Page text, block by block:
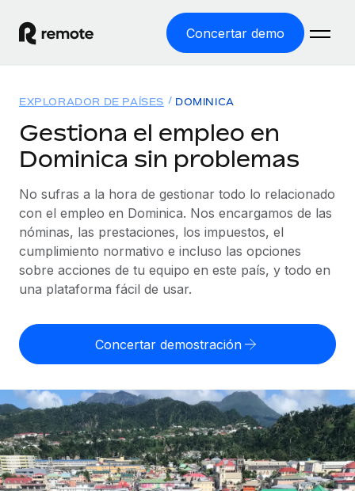
Concertar demo
EMPLEO GLOBAL
Nómina global
Gestiona las nóminas de forma sencilla y conforme a la
legalidad.
Employer of Record
Expándete en todo el mundo sin gastar en entidades.
cumpliendo la normativa.
Integra y gestiona a autónomos globalmente.
PEO
Externaliza tareas laborales complejas.
Soluciones
COBERTURA MUNDIAL
Explorador de países
Consulta el soporte del empleo global según el país.
Explorador estatal de EE. UU.
Simplifica la contratación en todos los estados de EE.
Comparador de Remote
Compáranos con otras empresas.
ETAPAS DE CRECIMIENTO
Startups
Soluciones ágiles de RR. HH. globales y nóminas para
empresas en crecimiento.
Recursos
HERRAMIENTAS Y CALCULADORAS
Calculadora del riesgo de clasificación errónea
Consulta el riesgo de clasificación errónea por país.
cualquier país.
Descubre opciones de divisas y tiempos de pago para
autónomos globales.
APRENDIZAJE CON REMOTE
Precios
English
Nederlands
Français
Deutsch
EXPLORADOR DE PAÍSES DOMINICA
Gestiona el empleo en
Dominica sin problemas
No sufras a la hora de gestionar todo lo relacionado
con el empleo en Dominica. Nos encargamos de las
nóminas, las prestaciones, los impuestos, el
cumplimiento normativo e incluso las opciones
sobre acciones de tu equipo en este país, y todo en
una plataforma fácil de usar.
Concertar demostración